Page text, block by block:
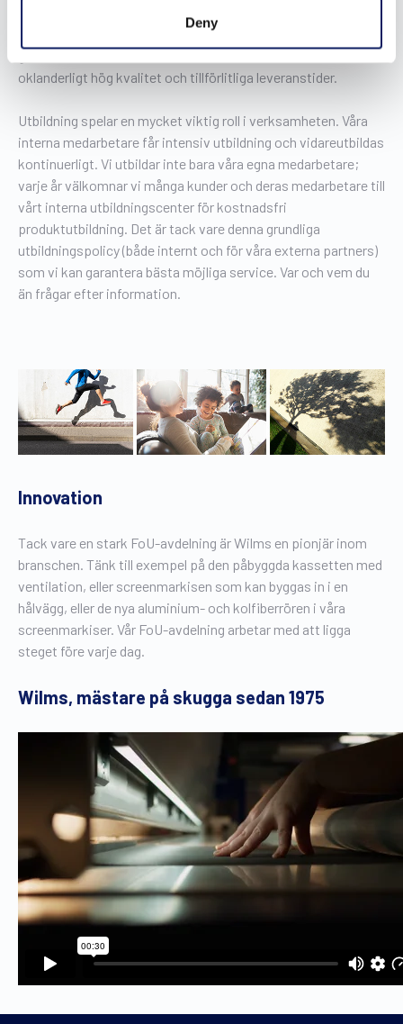
Deny
har vi även egna transporter. Denna företagsstruktur
garanterar inte bara enastående service utan också
oklanderligt hög kvalitet och tillförlitliga leveranstider.
Utbildning spelar en mycket viktig roll i verksamheten. Våra
interna medarbetare får intensiv utbildning och vidareutbildas
kontinuerligt. Vi utbildar inte bara våra egna medarbetare;
varje år välkomnar vi många kunder och deras medarbetare till
vårt interna utbildningscenter för kostnadsfri
produktutbildning. Det är tack vare denna grundliga
utbildningspolicy (både internt och för våra externa partners)
som vi kan garantera bästa möjliga service. Var och vem du
än frågar efter information.
Innovation
Tack vare en stark FoU-avdelning är Wilms en pionjär inom
branschen. Tänk till exempel på den påbyggda kassetten med
ventilation, eller screenmarkisen som kan byggas in i en
hålvägg, eller de nya aluminium- och kolfiberrören i våra
screenmarkiser. Vår FoU-avdelning arbetar med att ligga
steget före varje dag.
Wilms, mästare på skugga sedan 1975